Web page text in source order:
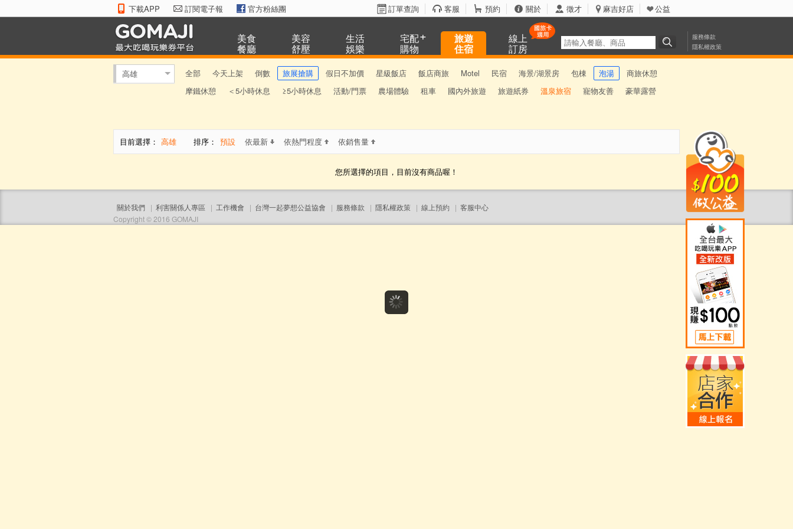
下載APP 訂閱電子報 官方粉絲團 訂單查詢 客服 預約 關於 徵才 麻吉好店 公益
美食
餐廳
美容
舒壓
生活
娛樂
宅配
購物
旅遊
住宿
線上
訂房
服務條款
隱私權政策
高雄 全部 今天上架 倒數 旅展搶購 假日不加價 星級飯店 飯店商旅 Motel 民宿 海景/湖景房 包棟 泡湯
商旅休憩
摩鐵休憩
＜5小時休息 ≥5小時休息 活動/門票 農場體驗 租車 國內外旅遊 旅遊紙券 溫泉旅宿 寵物友善 豪華露營
目前選擇： 高雄 排序： 預設 依最新 依熱門程度 依銷售量
您所選擇的項目，目前沒有商品喔！
關於我們 | 利害關係人專區 | 工作機會 | 台灣一起夢想公益協會 | 服務條款 | 隱私權政策 | 線上預約 | 客服中心
Copyright © 2016 GOMAJI